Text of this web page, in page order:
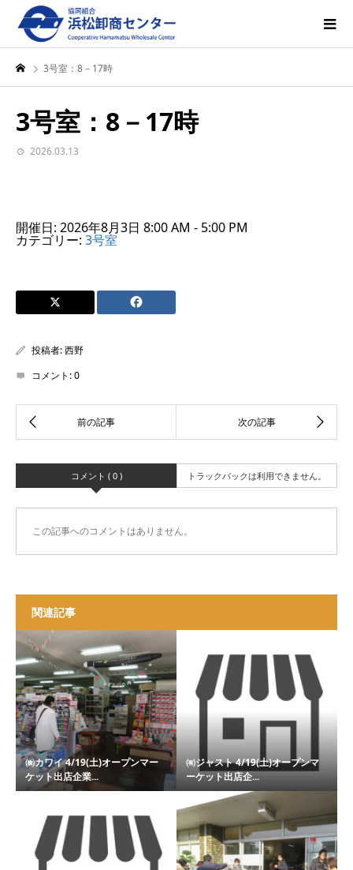
3号室：8－17時
3号室：8－17時
2026.03.13
開催日: 2026年8月3日 8:00 AM - 5:00 PM
カテゴリー: 3号室
投稿者:西野
コメント:0
コメント ( 0 ) トラックバックは利用できません。
この記事へのコメントはありません。
関連記事
㈱カワイ 4/19(土)オープンマー
ケット出店企業...
㈲ジャスト 4/19(土)オープンマ
ーケット出店企...